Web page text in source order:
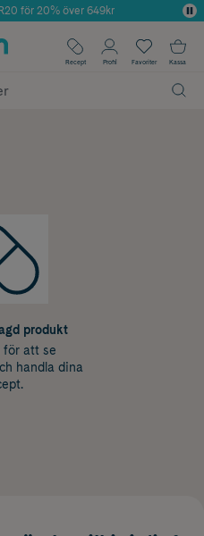
för 20% över 649kr
frakt
alla köp*
Recept Profil Favoriter Kassa
produkt
för att se
handla dina